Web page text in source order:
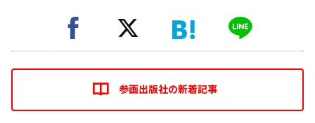
参画出版社の新着記事